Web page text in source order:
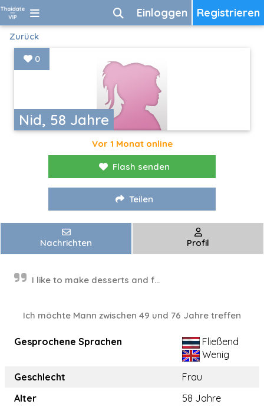
Registrieren
Einloggen
Zurück
Nid, 58 Jahre
0
Vor 1 Monat online
Flash senden
Teilen
Nachrichten Profil
I like to make desserts and f...
Ich möchte Mann zwischen 49 und 76 Jahre treffen
Gesprochene Sprachen
Fließend
Wenig
Geschlecht
Frau
Alter
58 Jahre